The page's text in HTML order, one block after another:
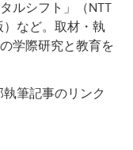
ルシフト」（NTT
）など。取材・執
学際研究と教育を
筆記事のリンク